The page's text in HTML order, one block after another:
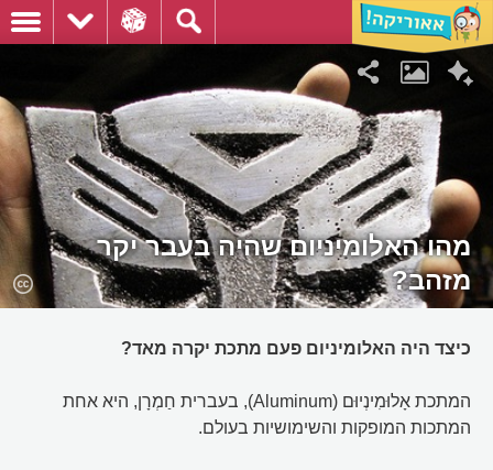
מהו האלומיניום שהיה בעבר יקר
מזהב?
כיצד היה האלומיניום פעם מתכת יקרה מאד?
המתכת אָלוּמִינְיוּם (Aluminum), בעברית חַמְרָן, היא אחת
המתכות המופקות והשימושיות בעולם.